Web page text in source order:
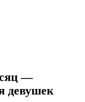
—
девушек